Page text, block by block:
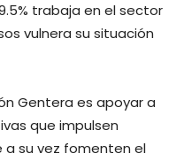
trabaja en el sector
vulnera su situación
Gentera es apoyar a
que impulsen
su vez fomenten el